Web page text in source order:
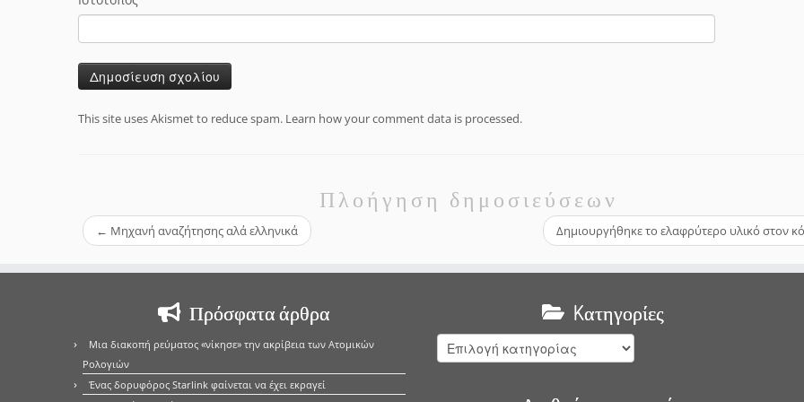
This site uses Akismet to reduce spam. Learn how your comment data is processed.
Πλοήγηση δημοσιεύσεων
← Μηχανή αναζήτησης αλά ελληνικά Δημιουργήθηκε το ελαφρύτερο υλικό στον
Πρόσφατα άρθρα
Μια διακοπή ρεύματος «νίκησε» την ακρίβεια των Ατομικών
Ρολογιών
Ένας δορυφόρος Starlink φαίνεται να έχει εκραγεί
Kατηγορίες
Kατηγορίες